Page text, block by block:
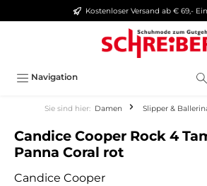
springen Kostenloser Versand ab € 69,-
Navigation
Sie sind hier: Damen Slipper &
Candice Cooper Rock 4
Panna Coral rot
Candice Cooper